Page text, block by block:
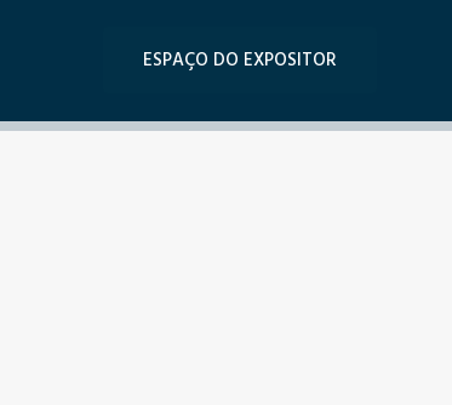
ESPAÇO DO EXPOSITOR